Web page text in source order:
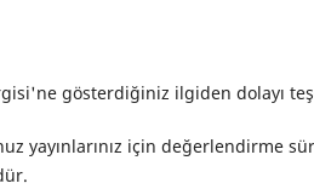
gösterdiğiniz ilgiden dolayı
yayınlarınız için değerlendirme